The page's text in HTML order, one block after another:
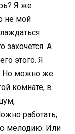
Я же
не мой
захочется. А
этого. Я
Но можно же
комнате, в
работать,
мелодию. Или